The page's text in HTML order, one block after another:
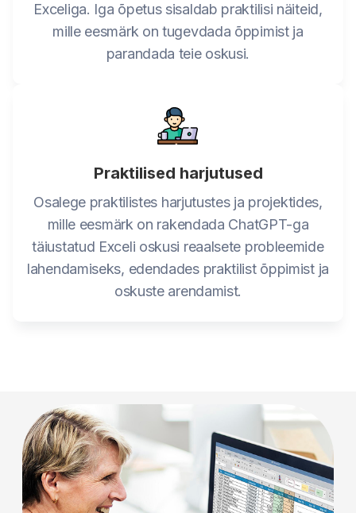
Exceliga. Iga õpetus sisaldab praktilisi näiteid,
mille eesmärk on tugevdada õppimist ja
parandada teie oskusi.
Praktilised harjutused
Osalege praktilistes harjutustes ja projektides,
mille eesmärk on rakendada ChatGPT-ga
täiustatud Exceli oskusi reaalsete probleemide
lahendamiseks, edendades praktilist õppimist ja
oskuste arendamist.